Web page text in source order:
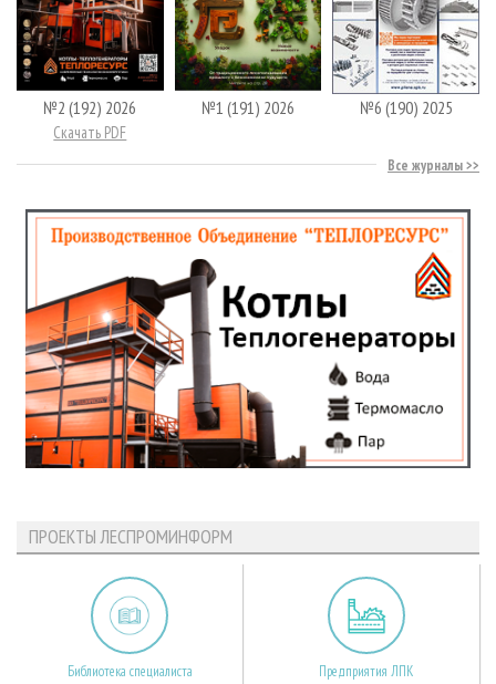
№2 (192) 2026
Скачать PDF
№1 (191) 2026 №6 (190) 2025
Все журналы
ПРОЕКТЫ ЛЕСПРОМИНФОРМ
Библиотека специалиста Предприятия ЛПК